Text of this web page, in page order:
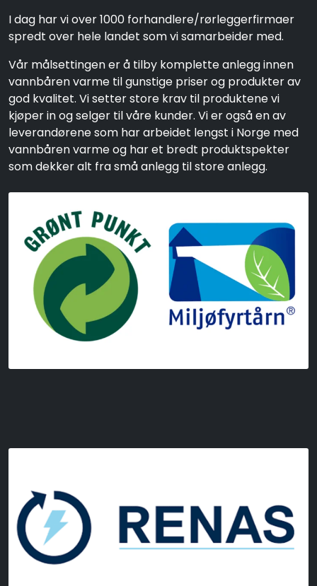
I dag har vi over 1000 forhandlere/rørleggerfirmaer
spredt over hele landet som vi samarbeider med.
Vår målsettingen er å tilby komplette anlegg innen
vannbåren varme til gunstige priser og produkter av
god kvalitet. Vi setter store krav til produktene vi
kjøper in og selger til våre kunder. Vi er også en av
leverandørene som har arbeidet lengst i Norge med
vannbåren varme og har et bredt produktspekter
som dekker alt fra små anlegg til store anlegg.